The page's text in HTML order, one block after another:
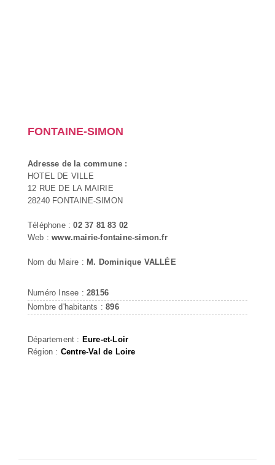
FONTAINE-SIMON
Adresse de la commune :
HOTEL DE VILLE
12 RUE DE LA MAIRIE
28240 FONTAINE-SIMON
Téléphone :02 37 81 83 02
Web :www.mairie-fontaine-simon.fr
Nom du Maire : M. Dominique VALLÉE
Numéro Insee : 28156
Nombre d'habitants :896
Département : Eure-et-Loir
Région : Centre-Val de Loire